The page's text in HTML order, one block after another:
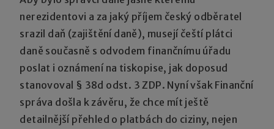
nerezidentovi a za jaký příjem český odběratel
srazil daň (zajištění daně), musejí čeští plátci
daně současně s odvodem finančnímu úřadu
poslat i oznámení na tiskopise, jak doposud
stanovoval § 38d odst. 3 ZDP. Nyní však Finanční
správa došla k závěru, že chce mít ještě
detailnější přehled o platbách do ciziny, nejen